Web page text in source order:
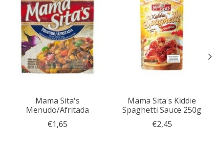
Mama Sita's
Menudo/Afritada
€1,65
Mama Sita's Kiddie
Spaghetti Sauce 250g
€2,45